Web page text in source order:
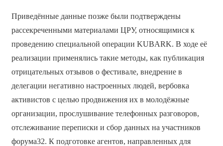
Приведённые данные позже были подтверждены
рассекреченными материалами ЦРУ, относящимися к
проведению специальной операции KUBARK. В ходе её
реализации применялись такие методы, как публикация
отрицательных отзывов о фестивале, внедрение в
делегации негативно настроенных людей, вербовка
активистов с целью продвижения их в молодёжные
организации, прослушивание телефонных разговоров,
отслеживание переписки и сбор данных на участников
форума32. К подготовке агентов, направленных для